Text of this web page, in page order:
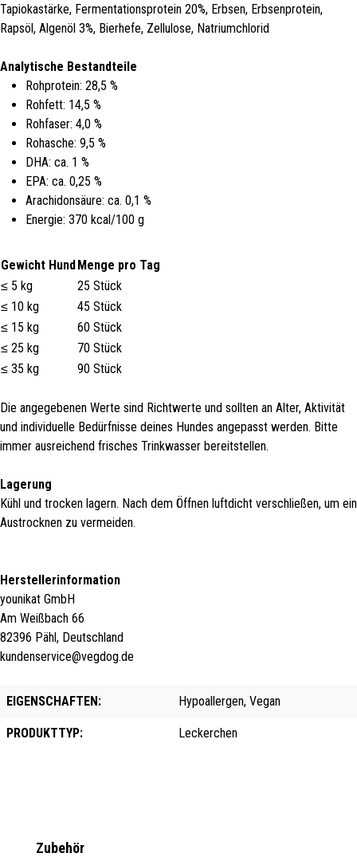
Tapiokastärke, Fermentationsprotein 20%, Erbsen, Erbsenprotein,
Rapsöl, Algenöl 3%, Bierhefe, Zellulose, Natriumchlorid
Analytische Bestandteile
Rohprotein: 28,5 %
Rohfett: 14,5 %
Rohfaser: 4,0 %
Rohasche: 9,5 %
DHA: ca. 1 %
EPA: ca. 0,25 %
Arachidonsäure: ca. 0,1 %
Energie: 370 kcal/100 g
Gewicht HundMenge pro Tag
≤ 5 kg
25 Stück
≤ 10 kg
45 Stück
≤ 15 kg
60 Stück
≤ 25 kg
70 Stück
≤ 35 kg
90 Stück
Die angegebenen Werte sind Richtwerte und sollten an Alter, Aktivität
und individuelle Bedürfnisse deines Hundes angepasst werden. Bitte
immer ausreichend frisches Trinkwasser bereitstellen.
Lagerung
Kühl und trocken lagern. Nach dem Öffnen luftdicht verschließen, um ein
Austrocknen zu vermeiden.
Herstellerinformation
younikat GmbH
Am Weißbach 66
82396 Pähl, Deutschland
kundenservice@vegdog.de
EIGENSCHAFTEN: Hypoallergen, Vegan
PRODUKTTYP: Leckerchen
Produktgalerie überspringen
Zubehör